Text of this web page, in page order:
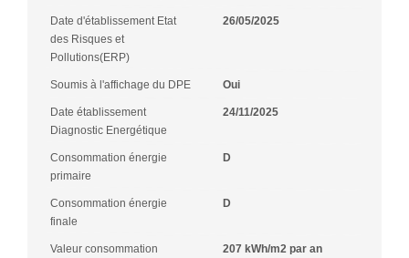
Date d'établissement Etat
des Risques et
Pollutions(ERP)
26/05/2025
Soumis à l'affichage du DPE Oui
Date établissement
Diagnostic Energétique
24/11/2025
Consommation énergie
primaire
D
Consommation énergie
finale
D
Valeur consommation
207 kWh/m2 par an